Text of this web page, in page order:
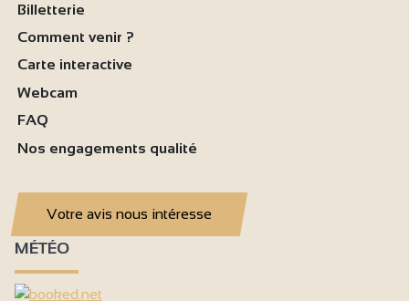
Billetterie
Comment venir ?
Carte interactive
Webcam
FAQ
Nos engagements qualité
Votre avis nous intéresse
MÉTÉO